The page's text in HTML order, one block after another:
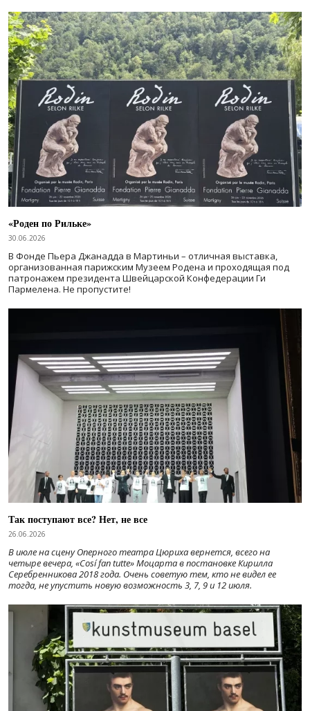
«Роден по Рильке»
30.06.2026
В Фонде Пьера Джанадда в Мартиньи – отличная выставка,
организованная парижским Музеем Родена и проходящая под
патронажем президента Швейцарской Конфедерации Ги
Пармелена. Не пропустите!
Так поступают все? Нет, не все
26.06.2026
В июле на сцену Оперного театра Цюриха вернется, всего на
четыре вечера, «Cosí fan tutte» Моцарта в постановке Кирилла
Серебренникова 2018 года. Очень советую тем, кто не видел ее
тогда, не упустить новую возможность 3, 7, 9 и 12 июля.